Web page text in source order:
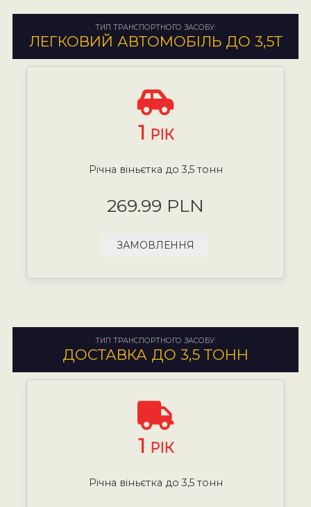
ТИП ТРАНСПОРТНОГО ЗАСОБУ:
ЛЕГКОВИЙ АВТОМОБІЛЬ ДО 3,5Т
1 РІК
Річна віньєтка до 3,5 тонн
269.99 PLN
ЗАМОВЛЕННЯ
ТИП ТРАНСПОРТНОГО ЗАСОБУ:
ДОСТАВКА ДО 3,5 ТОНН
1 РІК
Річна віньєтка до 3,5 тонн